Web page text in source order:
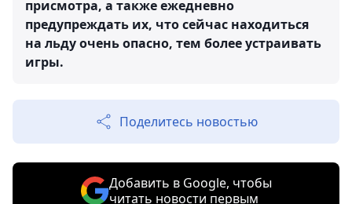
присмотра, а также ежедневно
предупреждать их, что сейчас находиться
на льду очень опасно, тем более устраивать
игры.
Поделитесь новостью
Добавить в Google, чтобы
читать новости первым